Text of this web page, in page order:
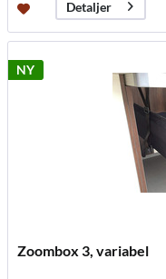
Detaljer
NY
Zoombox 3, variabel